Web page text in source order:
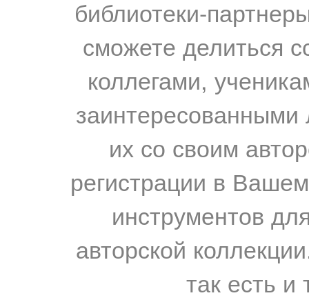
библиотеки-
сможете делиться
коллегами,
их со своим
регистрации в
инструментов
авторской
так есть и